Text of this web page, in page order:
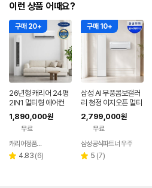
이런 상품 어때요?
구매 20+
26년형 캐리어 24평
2IN1 멀티형 에어컨
1,890,000원
무료
캐리어정품인증점
별 4.83 리
(6)
구매 10+
삼성 AI 무풍콤보갤러
리 청정 이지오픈 멀티
형 에어컨 AF80F17D
22WRS 기본설치포
2,799,000원
무료
삼성공식파트너 우주
별 5 리
(7)